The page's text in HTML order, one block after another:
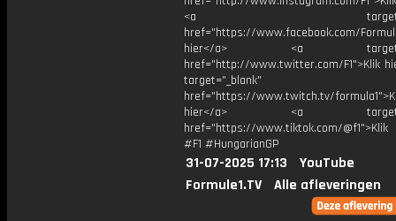
<a
href="https://www.facebook.com/
hier</a> <a
href="http://www.twitter.com/F1">Klik
target="_blank"
href="https://www.twitch.tv/
hier</a> <a
href="https://www.tiktok.com/
#F1 #HungarianGP
31-07-2025 17:13
YouTube
Formule1.TV
Alle afleveringen